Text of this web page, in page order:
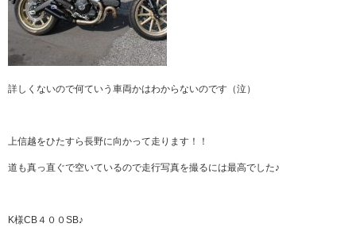
詳しくないので何ていう車両かはわからないのです（泣）
上信越をひたすら長野に向かって走ります！！
道も真っ直ぐで空いているので走行写真を撮るには最高でした♪
K様CB４００SB♪